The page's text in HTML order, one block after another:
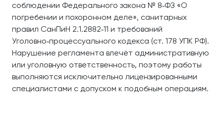
соблюдении Федерального закона № 8‑ФЗ «О
погребении и похоронном деле», санитарных
правил СанПиН 2.1.2882‑11 и требований
Уголовно‑процессуального кодекса (ст. 178 УПК РФ).
Нарушение регламента влечёт административную
или уголовную ответственность, поэтому работы
выполняются исключительно лицензированными
специалистами с допуском к подобным операциям.